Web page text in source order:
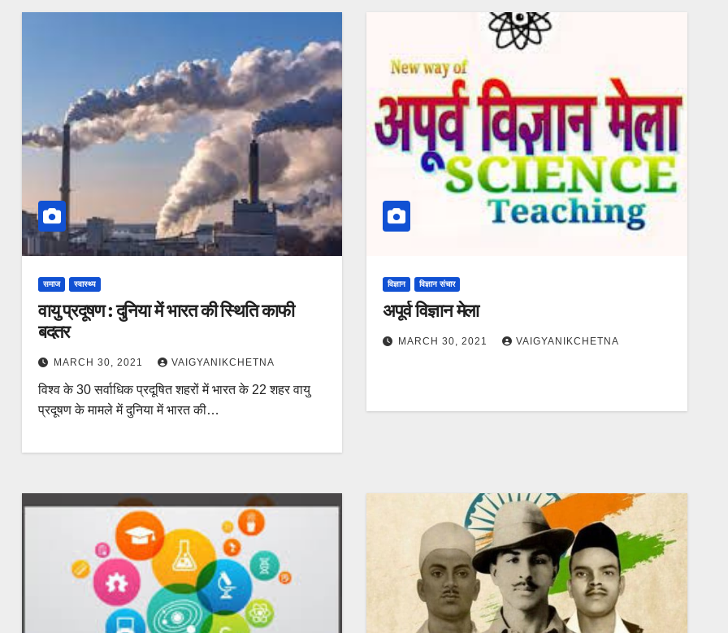
समाज स्वास्थ्य
वायु प्रदूषण : दुनिया में भारत की स्थिति काफी
बदतर
MARCH 30, 2021 VAIGYANIKCHETNA
विश्व के 30 सर्वाधिक प्रदूषित शहरों में भारत के 22 शहर वायु
प्रदूषण के मामले में दुनिया में भारत की…
विज्ञान विज्ञान संचार
अपूर्व विज्ञान मेला
MARCH 30, 2021 VAIGYANIKCHETNA